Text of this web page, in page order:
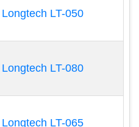
sò
trò khuếch tán khí
LT-050
LT-080
LT-065